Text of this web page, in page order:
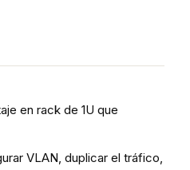
en rack de 1U que
VLAN, duplicar el tráfico,